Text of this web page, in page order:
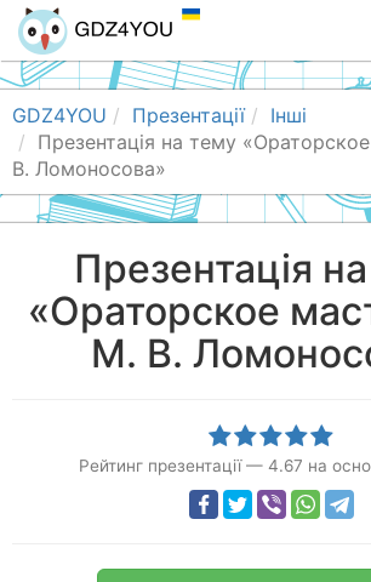
GDZ4YOU Презентації
Інші
Презентація на тему
В. Ломоносова»
Презентація
«Ораторское
М. В.
Рейтинг презентації — 4.67 на